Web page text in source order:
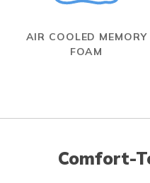
AIR COOLED MEMORY
FOAM
Comfort-